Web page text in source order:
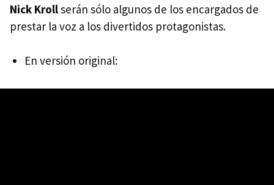
Nick Krollserán sólo algunos de los encargados de
prestar la voz a los divertidos protagonistas.
En versión original: